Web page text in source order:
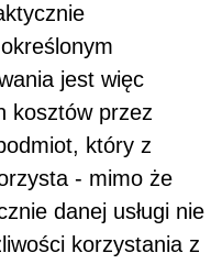
jest więc
kosztów przez
który z
- mimo że
danej usługi nie
korzystania z